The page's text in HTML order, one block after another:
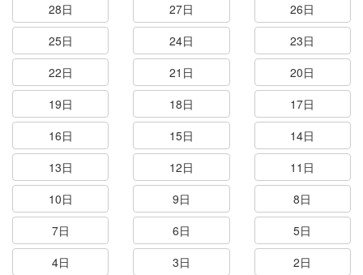
28日
27日
26日
25日
24日
23日
22日
21日
20日
19日
18日
17日
16日
15日
14日
13日
12日
11日
10日
9日
8日
7日
6日
5日
4日
3日
2日